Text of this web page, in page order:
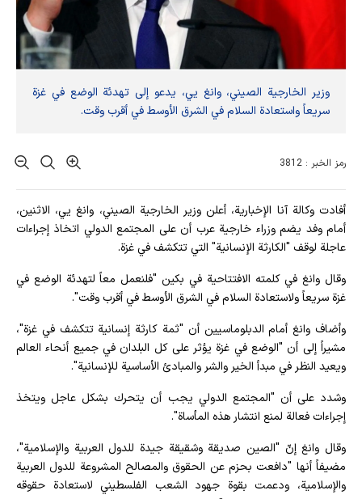
وزير الخارجية الصيني، وانغ يي، يدعو إلى تهدئة الوضع في غزة
سريعاً واستعادة السلام في الشرق الأوسط في أقرب وقت.
رمز الخبر : 3812
أفادت وکالة آنا الإخباریة، أعلن وزير الخارجية الصيني، وانغ يي، الاثنين،
أمام وفد يضم وزراء خارجية عرب أن على المجتمع الدولي اتخاذ إجراءات
عاجلة لوقف "الكارثة الإنسانية" التي تتكشف في غزة.
وقال وانغ في كلمته الافتتاحية في بكين "فلنعمل معاً لتهدئة الوضع في
غزة سريعاً ولاستعادة السلام في الشرق الأوسط في أقرب وقت".
وأضاف وانغ أمام الدبلوماسيين أن "ثمة كارثة إنسانية تتكشف في غزة"،
مشيراً إلى أن "الوضع في غزة يؤثر على كل البلدان في جميع أنحاء العالم
ويعيد النظر في مبدأ الخير والشر والمبادئ الأساسية للإنسانية".
وشدد على أن "المجتمع الدولي يجب أن يتحرك بشكل عاجل ويتخذ
إجراءات فعالة لمنع انتشار هذه المأساة".
وقال وانغ إنّ "الصين صديقة وشقيقة جيدة للدول العربية والإسلامية"،
مضيفاً أنها "دافعت بحزم عن الحقوق والمصالح المشروعة للدول العربية
والإسلامية، ودعمت بقوة جهود الشعب الفلسطيني لاستعادة حقوقه